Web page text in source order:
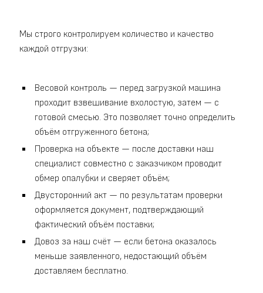
Мы строго контролируем количество и качество
каждой отгрузки:
Весовой контроль — перед загрузкой машина
проходит взвешивание вхолостую, затем — с
готовой смесью. Это позволяет точно определить
объём отгруженного бетона;
Проверка на объекте — после доставки наш
специалист совместно с заказчиком проводит
обмер опалубки и сверяет объём;
Двусторонний акт — по результатам проверки
оформляется документ, подтверждающий
фактический объём поставки;
Довоз за наш счёт — если бетона оказалось
меньше заявленного, недостающий объём
доставляем бесплатно.